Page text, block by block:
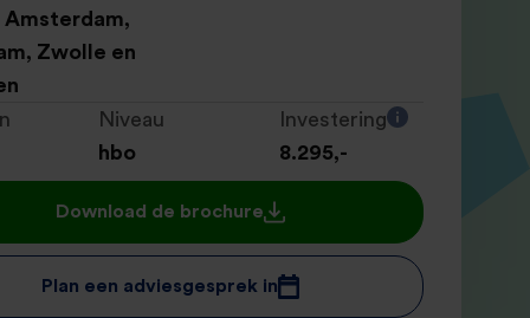
Zwolle en
Niveau
hbo
Investering
8.295,-
Download de brochure
Plan een adviesgesprek in